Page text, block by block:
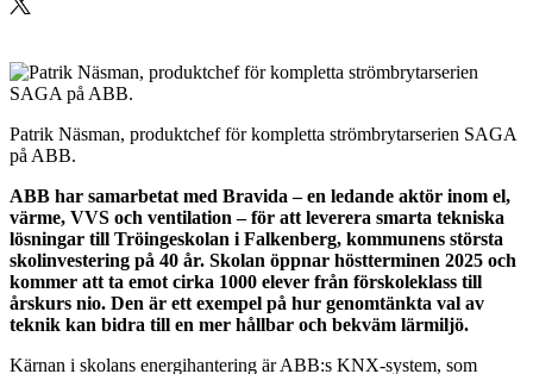
Patrik Näsman, produktchef för kompletta strömbrytarserien SAGA
på ABB.
ABB har samarbetat med Bravida – en ledande aktör inom el,
värme, VVS och ventilation – för att leverera smarta tekniska
lösningar till Tröingeskolan i Falkenberg, kommunens största
skolinvestering på 40 år. Skolan öppnar höstterminen 2025 och
kommer att ta emot cirka 1000 elever från förskoleklass till
årskurs nio. Den är ett exempel på hur genomtänkta val av
teknik kan bidra till en mer hållbar och bekväm lärmiljö.
Kärnan i skolans energihantering är ABB:s KNX-system, som